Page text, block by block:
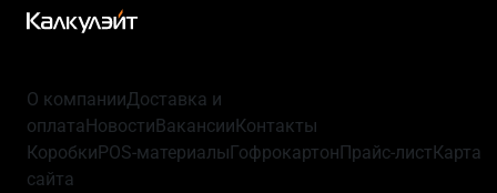
О компанииДоставка и
оплатаНовостиВакансииКонтакты
КоробкиPOS-материалыГофрокартонПрайс-листКарта
сайта